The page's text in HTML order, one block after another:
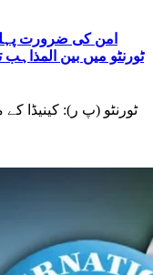
امن کی ضرورت
ٹورنٹو میں بین
ٹورنٹو (پ ر): کینیڈا